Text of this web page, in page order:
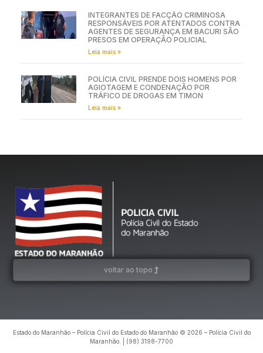
INTEGRANTES DE FACÇÃO CRIMINOSA
RESPONSÁVEIS POR ATENTADOS CONTRA
AGENTES DE SEGURANÇA EM BACURI SÃO
PRESOS EM OPERAÇÃO POLICIAL
Leia mais »
POLÍCIA CIVIL PRENDE DOIS HOMENS POR
AGIOTAGEM E CONDENAÇÃO POR
TRÁFICO DE DROGAS EM TIMON
Leia mais »
voltar ao topo
Estado do Maranhão – Polícia Civil do Estado do Maranhão © 2026 – Polícia Civil do
Maranhão. | (98) 3198-7700